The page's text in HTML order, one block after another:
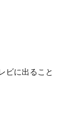
ビに出ること